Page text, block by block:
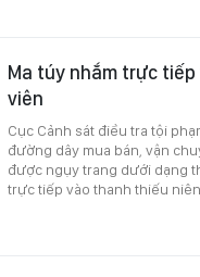
Ma túy nhắm trực
viên
Cục Cảnh sát điều tra tội
đường dây mua bán, vận
được ngụy trang dưới dạng
trực tiếp vào thanh thiếu